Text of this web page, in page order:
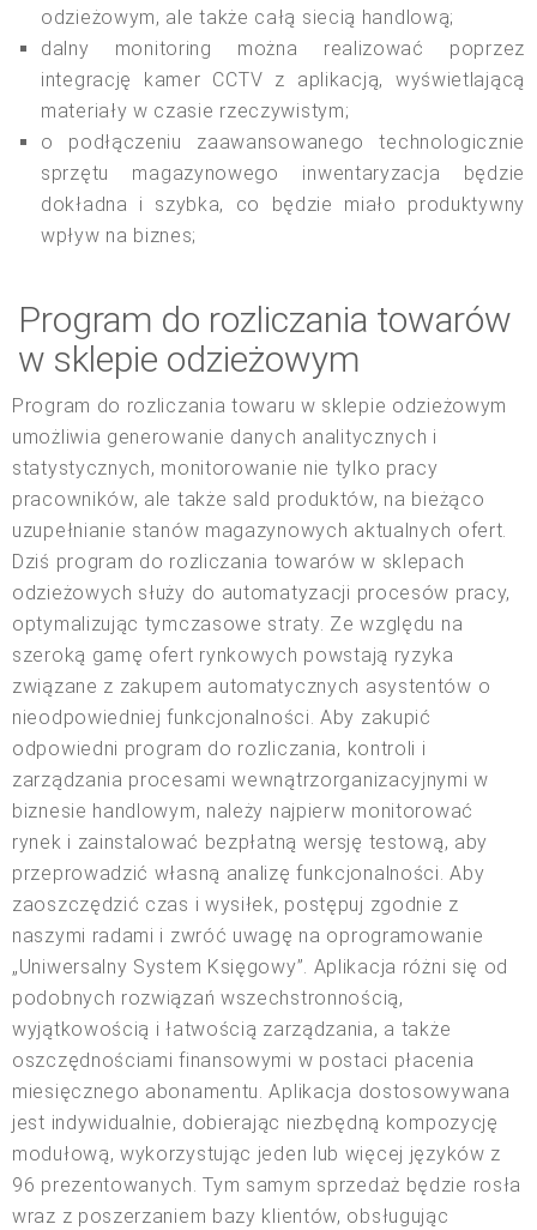
odzieżowym, ale także całą siecią handlową;
dalny monitoring można realizować poprzez
integrację kamer CCTV z aplikacją, wyświetlającą
materiały w czasie rzeczywistym;
o podłączeniu zaawansowanego technologicznie
sprzętu magazynowego inwentaryzacja będzie
dokładna i szybka, co będzie miało produktywny
wpływ na biznes;
Program do rozliczania towarów
w sklepie odzieżowym
Program do rozliczania towaru w sklepie odzieżowym
umożliwia generowanie danych analitycznych i
statystycznych, monitorowanie nie tylko pracy
pracowników, ale także sald produktów, na bieżąco
uzupełnianie stanów magazynowych aktualnych ofert.
Dziś program do rozliczania towarów w sklepach
odzieżowych służy do automatyzacji procesów pracy,
optymalizując tymczasowe straty. Ze względu na
szeroką gamę ofert rynkowych powstają ryzyka
związane z zakupem automatycznych asystentów o
nieodpowiedniej funkcjonalności. Aby zakupić
odpowiedni program do rozliczania, kontroli i
zarządzania procesami wewnątrzorganizacyjnymi w
biznesie handlowym, należy najpierw monitorować
rynek i zainstalować bezpłatną wersję testową, aby
przeprowadzić własną analizę funkcjonalności. Aby
zaoszczędzić czas i wysiłek, postępuj zgodnie z
naszymi radami i zwróć uwagę na oprogramowanie
„Uniwersalny System Księgowy”. Aplikacja różni się od
podobnych rozwiązań wszechstronnością,
wyjątkowością i łatwością zarządzania, a także
oszczędnościami finansowymi w postaci płacenia
miesięcznego abonamentu. Aplikacja dostosowywana
jest indywidualnie, dobierając niezbędną kompozycję
modułową, wykorzystując jeden lub więcej języków z
96 prezentowanych. Tym samym sprzedaż będzie rosła
wraz z poszerzaniem bazy klientów, obsługując